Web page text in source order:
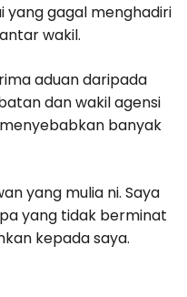
yang gagal menghadiri
wakil.
aduan daripada
dan wakil agensi
banyak
yang mulia ni. Saya
yang tidak berminat
kepada saya.